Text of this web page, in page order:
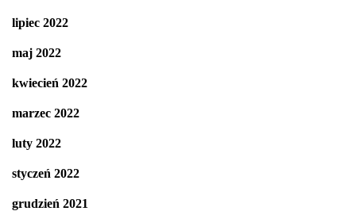
lipiec 2022
maj 2022
kwiecień 2022
marzec 2022
luty 2022
styczeń 2022
grudzień 2021